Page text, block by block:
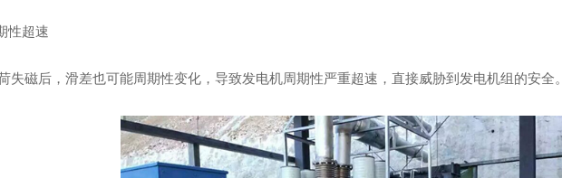
性超速
失磁后，滑差也可能周期性变化，导致发电机周期性严重超速，直接威胁到发电机组的安全。